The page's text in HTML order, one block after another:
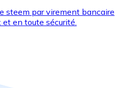
et Mastercard pour acheter
steem par virement bancaire
en toute sécurité.